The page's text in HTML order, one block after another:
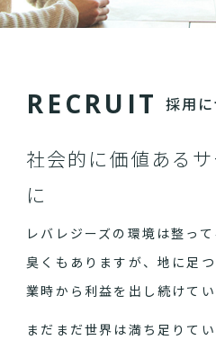
RECRU IT 採用
社会的に価値ある
に
レバレジーズの環境は整っ
臭くもありますが、地に足
業時から利益を出し続けてい
まだまだ世界は満ち足りてい